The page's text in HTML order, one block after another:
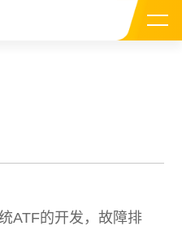
ATF的开发，故障排